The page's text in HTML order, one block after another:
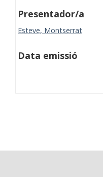
Presentador/a
Esteve, Montserrat
Data emissió